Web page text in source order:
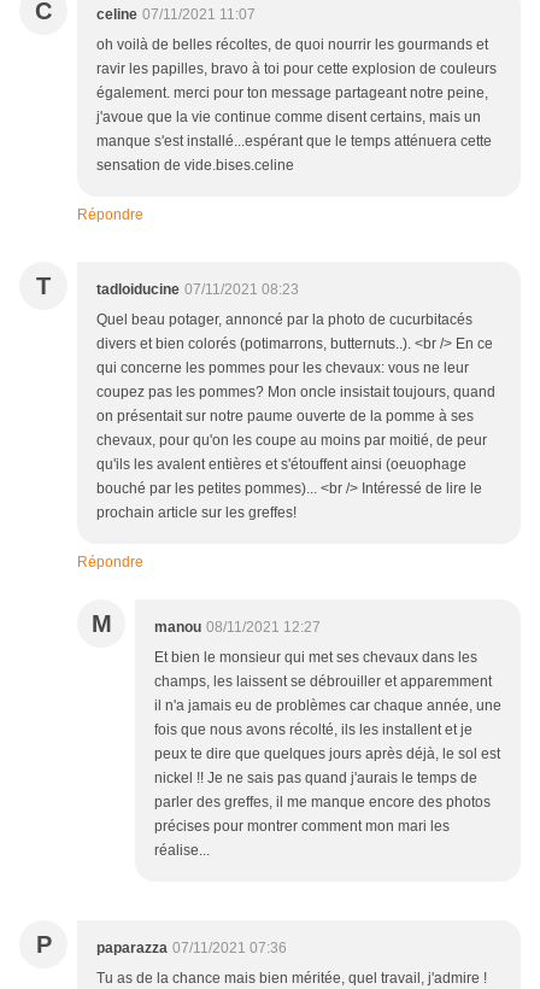
C celine 07/11/2021 11:07
oh voilà de belles récoltes, de quoi nourrir les gourmands et
ravir les papilles, bravo à toi pour cette explosion de couleurs
également. merci pour ton message partageant notre peine,
j'avoue que la vie continue comme disent certains, mais un
manque s'est installé...espérant que le temps atténuera cette
sensation de vide.bises.celine
Répondre
T tadloiducine 07/11/2021 08:23
Quel beau potager, annoncé par la photo de cucurbitacés
divers et bien colorés (potimarrons, butternuts..). <br /> En ce
qui concerne les pommes pour les chevaux: vous ne leur
coupez pas les pommes? Mon oncle insistait toujours, quand
on présentait sur notre paume ouverte de la pomme à ses
chevaux, pour qu'on les coupe au moins par moitié, de peur
qu'ils les avalent entières et s'étouffent ainsi (oeuophage
bouché par les petites pommes)... <br /> Intéressé de lire le
prochain article sur les greffes!
Répondre
M manou 08/11/2021 12:27
Et bien le monsieur qui met ses chevaux dans les
champs, les laissent se débrouiller et apparemment
il n'a jamais eu de problèmes car chaque année, une
fois que nous avons récolté, ils les installent et je
peux te dire que quelques jours après déjà, le sol est
nickel !! Je ne sais pas quand j'aurais le temps de
parler des greffes, il me manque encore des photos
précises pour montrer comment mon mari les
réalise...
P paparazza 07/11/2021 07:36
Tu as de la chance mais bien méritée, quel travail, j'admire !